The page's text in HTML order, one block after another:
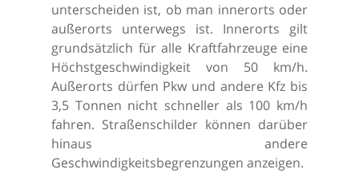
unterscheiden ist, ob man innerorts oder
außerorts unterwegs ist. Innerorts gilt
grundsätzlich für alle Kraftfahrzeuge eine
Höchstgeschwindigkeit von 50 km/h.
Außerorts dürfen Pkw und andere Kfz bis
3,5 Tonnen nicht schneller als 100 km/h
fahren. Straßenschilder können darüber
hinaus andere
Geschwindigkeitsbegrenzungen anzeigen.